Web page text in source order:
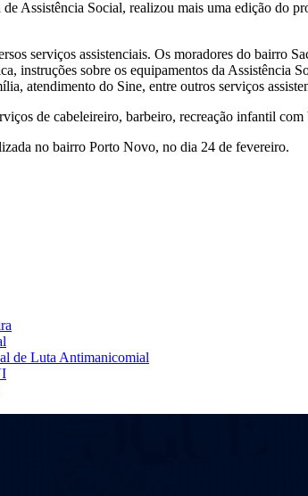
Assistência Social, realizou mais uma edição do
serviços assistenciais. Os moradores do bairro
instruções sobre os equipamentos da
atendimento do Sine, entre outros serviços
de cabeleireiro, barbeiro, recreação infantil
no bairro Porto Novo, no dia 24 de fevereiro.
de Luta Antimanicomial